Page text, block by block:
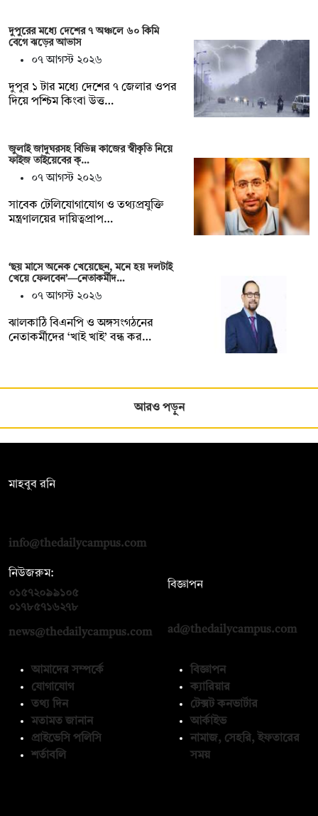
দুপুরের মধ্যে দেশের ৭ অঞ্চলে ৬০ কিমি
বেগে ঝড়ের আভাস
০৭ আগস্ট ২০২৬
দুপুর ১ টার মধ্যে দেশের ৭ জেলার ওপর
দিয়ে পশ্চিম কিংবা উত্ত…
জুলাই জাদুঘরসহ বিভিন্ন কাজের স্বীকৃতি নিয়ে
ফাইজ তাইয়েবের ক্…
০৭ আগস্ট ২০২৬
সাবেক টেলিযোগাযোগ ও তথ্যপ্রযুক্তি
মন্ত্রণালয়ের দায়িত্বপ্রাপ…
‘ছয় মাসে অনেক খেয়েছেন, মনে হয় দলটাই
খেয়ে ফেলবেন’—নেতাকর্মীদ…
০৭ আগস্ট ২০২৬
ঝালকাঠি বিএনপি ও অঙ্গসংগঠনের
নেতাকর্মীদের ‘খাই খাই’ বন্ধ কর…
আরও পড়ুন
মাহবুব রনি
info@thedailycampus.com
নিউজরুম:
০১৫৭২০৯৯১০৫
০১৭৮৫৭১৬২৭৮
news@thedailycampus.com
বিজ্ঞাপন
ad@thedailycampus.com
আমাদের সম্পর্কে
যোগাযোগ
তথ্য দিন
মতামত জানান
প্রাইভেসি পলিসি
শর্তাবলি
বিজ্ঞাপন
ক্যারিয়ার
টেক্সট কনভার্টার
আর্কাইভ
নামাজ, সেহরি, ইফতারের
সময়